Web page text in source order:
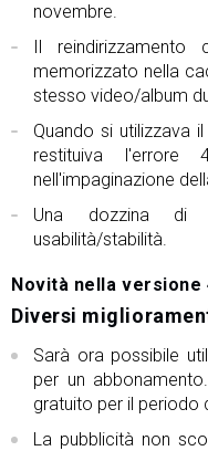
novembre.
Il
memorizzato nella
stesso video/album
Quando si utilizzava
restituiva l'errore
nell'impaginazione
Una dozzina di
usabilità/stabilità.
Novità nella versione
Diversi
Sarà ora possibile
per un
gratuito per il periodo
La pubblicità non